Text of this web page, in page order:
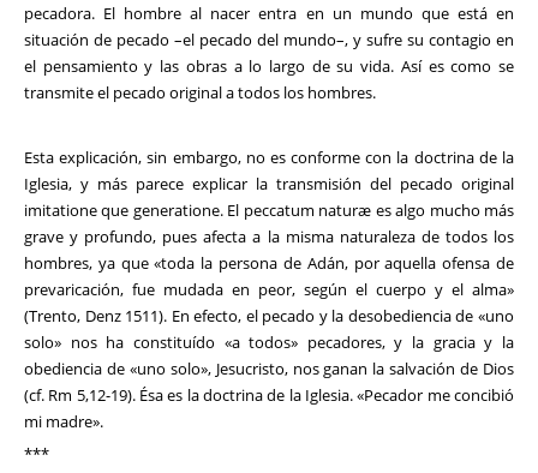
pecadora. El hombre al nacer entra en un mundo que está en
situación de pecado –el pecado del mundo–, y sufre su contagio en
el pensamiento y las obras a lo largo de su vida. Así es como se
transmite el pecado original a todos los hombres.
Esta explicación, sin embargo, no es conforme con la doctrina de la
Iglesia, y más parece explicar la transmisión del pecado original
imitatione que generatione. El peccatum naturæ es algo mucho más
grave y profundo, pues afecta a la misma naturaleza de todos los
hombres, ya que «toda la persona de Adán, por aquella ofensa de
prevaricación, fue mudada en peor, según el cuerpo y el alma»
(Trento, Denz 1511). En efecto, el pecado y la desobediencia de «uno
solo» nos ha constituído «a todos» pecadores, y la gracia y la
obediencia de «uno solo», Jesucristo, nos ganan la salvación de Dios
(cf. Rm 5,12-19). Ésa es la doctrina de la Iglesia. «Pecador me concibió
mi madre».
***